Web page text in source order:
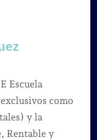
Escuela
como
y la
Rentable y